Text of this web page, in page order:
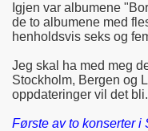
Igjen var albumene
de to albumene med
henholdsvis seks og
Jeg skal ha med meg
Stockholm, Bergen og
oppdateringer vil det bli.
Første av to konserter i